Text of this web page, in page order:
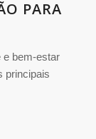
PARA
e bem-estar
principais